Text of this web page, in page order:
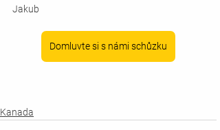
Jakub
Domluvte si s námi schůzku
Kanada